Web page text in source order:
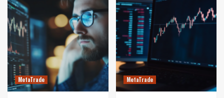
MetaTrade MetaTrade